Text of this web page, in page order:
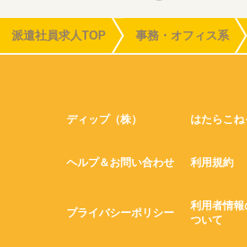
派遣社員求人TOP 事務・オフィス系
ディップ（株） はたらこね
ヘルプ＆お問い合わせ 利用規約
プライバシーポリシー
利用者情
ついて